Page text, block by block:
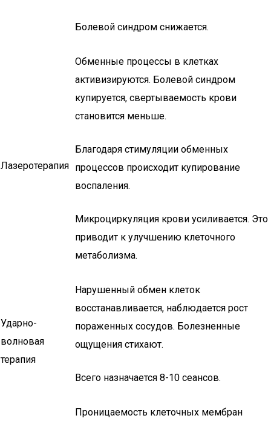
Болевой синдром снижается.
Лазеротерапия
Обменные процессы в клетках
активизируются. Болевой синдром
купируется, свертываемость крови
становится меньше.
Благодаря стимуляции обменных
процессов происходит купирование
воспаления.
Микроциркуляция крови усиливается. Это
приводит к улучшению клеточного
метаболизма.
Ударно-
волновая
терапия
Нарушенный обмен клеток
восстанавливается, наблюдается рост
пораженных сосудов. Болезненные
ощущения стихают.
Всего назначается 8-10 сеансов.
Проницаемость клеточных мембран